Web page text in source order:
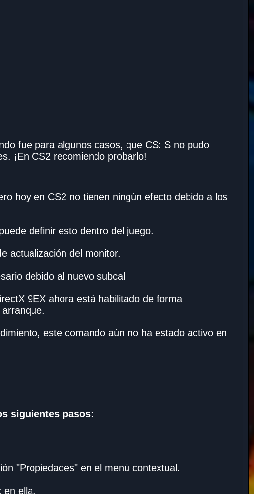
fue para algunos casos, que CS: S no pudo
¡En CS2 recomiendo probarlo!
hoy en CS2 no tienen ningún efecto debido a los
definir esto dentro del juego.
actualización del monitor.
debido al nuevo subcal
9EX ahora está habilitado de forma
este comando aún no ha estado activo en
siguientes pasos:
"Propiedades" en el menú contextual.
en ella.